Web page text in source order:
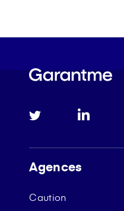
Agences
Caution